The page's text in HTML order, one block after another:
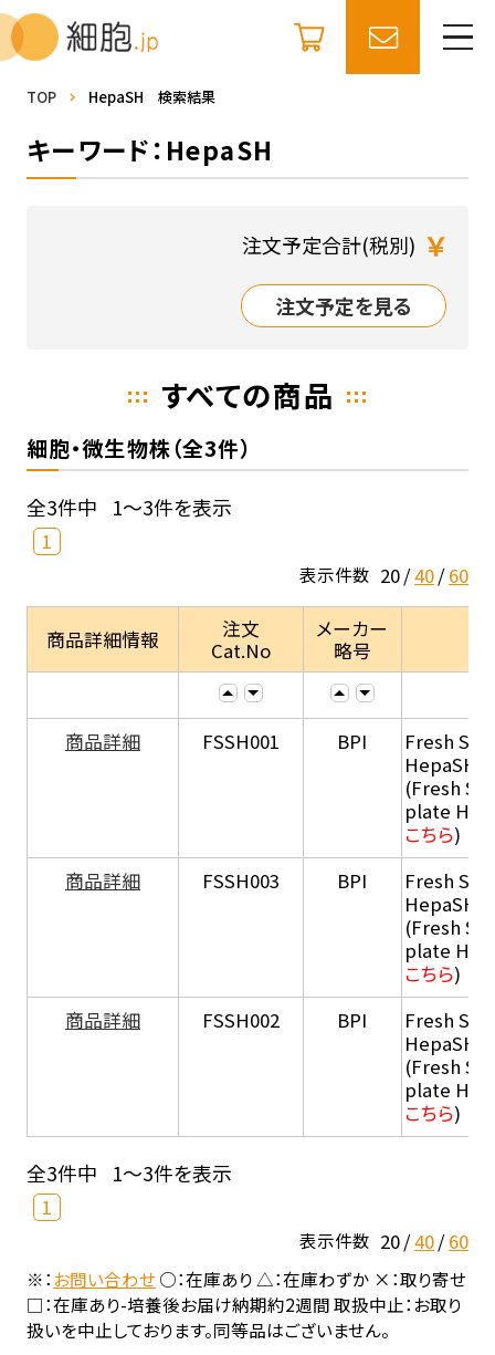
TOP HepaSH 検索結果
キーワード：HepaSH
注文予定合計(税別) ￥
注文予定を見る
すべての商品
細胞・微生物株（全3件）
全3件中 1～3件を表示
1
表示件数 20 40 60
商品詳細情報
注文
Cat.No
メーカー
略号
商品詳細 FSSH001 BPI
Fresh
HepaSH®
(Fresh
plate
こちら)
商品詳細
FSSH003 BPI
Fresh
HepaSH®
(Fresh
plate
こちら)
商品詳細
FSSH002 BPI
Fresh
HepaSH®
(Fresh
plate
こちら)
全3件中 1～3件を表示
1
表示件数 20 40 60
※：お問い合わせ○：在庫あり △：在庫わずか ×：取り寄せ
□：在庫あり-培養後お届け納期約2週間 取扱中止：お取り
扱いを中止しております。同等品はございません。